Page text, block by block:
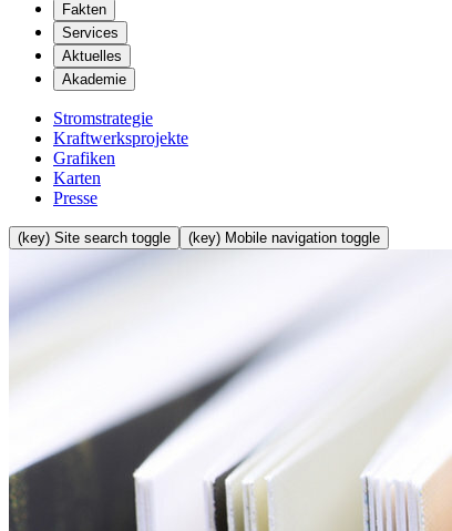
Fakten
Services
Aktuelles
Akademie
Stromstrategie
Kraftwerksprojekte
Grafiken
Karten
Presse
(key) Site search toggle (key) Mobile navigation toggle